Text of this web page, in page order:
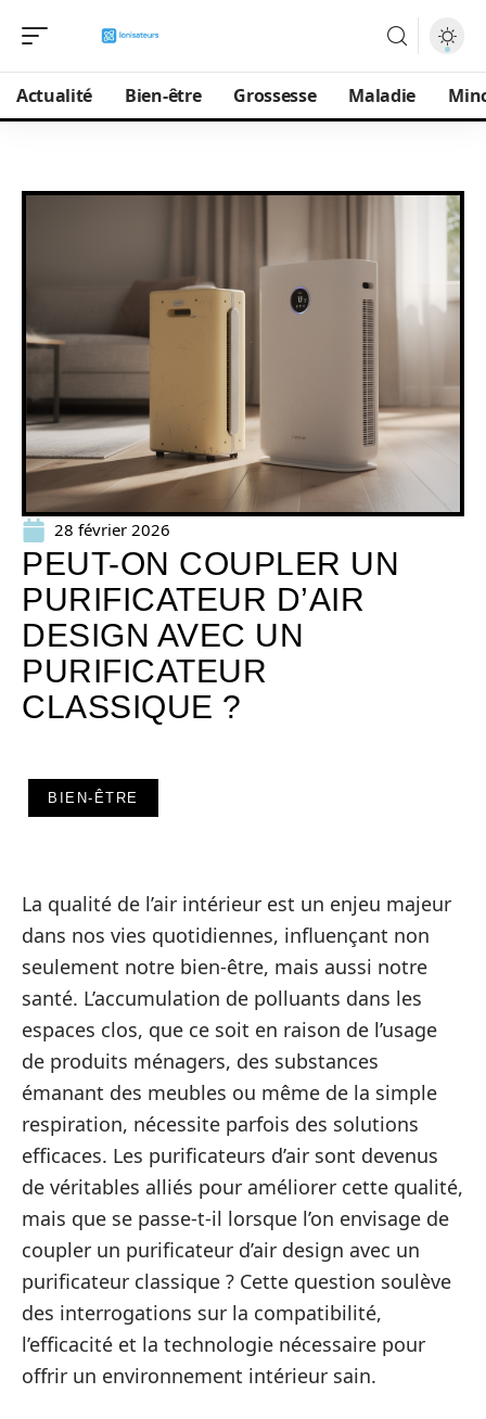
Actualité Bien-être Grossesse Maladie
28 février 2026
PEUT-ON COUPLER UN
PURIFICATEUR D’AIR
DESIGN AVEC UN
PURIFICATEUR
CLASSIQUE ?
BIEN-ÊTRE
La qualité de l’air intérieur est un enjeu majeur
dans nos vies quotidiennes, influençant non
seulement notre bien-être, mais aussi notre
santé. L’accumulation de polluants dans les
espaces clos, que ce soit en raison de l’usage
de produits ménagers, des substances
émanant des meubles ou même de la simple
respiration, nécessite parfois des solutions
efficaces. Les purificateurs d’air sont devenus
de véritables alliés pour améliorer cette qualité,
mais que se passe-t-il lorsque l’on envisage de
coupler un purificateur d’air design avec un
purificateur classique ? Cette question soulève
des interrogations sur la compatibilité,
l’efficacité et la technologie nécessaire pour
offrir un environnement intérieur sain.